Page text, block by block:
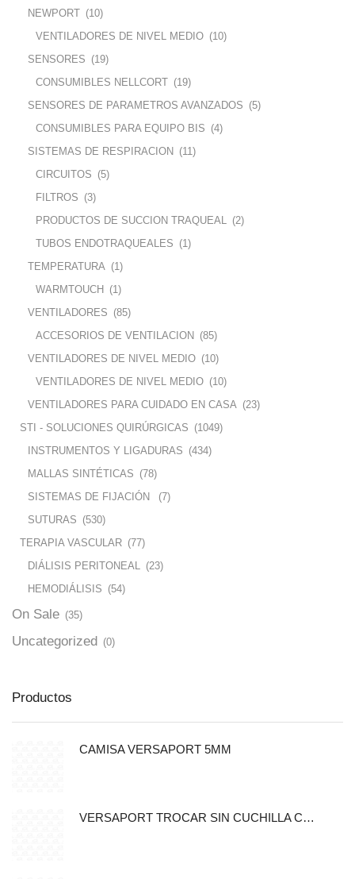
NEWPORT (10)
VENTILADORES DE NIVEL MEDIO (10)
SENSORES (19)
CONSUMIBLES NELLCORT (19)
SENSORES DE PARAMETROS AVANZADOS (5)
CONSUMIBLES PARA EQUIPO BIS (4)
SISTEMAS DE RESPIRACION (11)
CIRCUITOS (5)
FILTROS (3)
PRODUCTOS DE SUCCION TRAQUEAL
(2)
TUBOS ENDOTRAQUEALES (1)
TEMPERATURA (1)
WARMTOUCH (1)
VENTILADORES (85)
ACCESORIOS DE VENTILACION (85)
VENTILADORES DE NIVEL MEDIO (10)
VENTILADORES DE NIVEL MEDIO (10)
VENTILADORES PARA CUIDADO EN CASA (23)
STI - SOLUCIONES QUIRÚRGICAS (1049)
INSTRUMENTOS Y LIGADURAS (434)
MALLAS SINTÉTICAS (78)
SISTEMAS DE FIJACIÓN
(7)
SUTURAS (530)
TERAPIA VASCULAR (77)
DIÁLISIS PERITONEAL
(23)
HEMODIÁLISIS (54)
On Sale (35)
Uncategorized (0)
Productos
CAMISA VERSAPORT 5MM
VERSAPORT TROCAR SIN CUCHILLA CON CANULA DE FIJACION 5MM